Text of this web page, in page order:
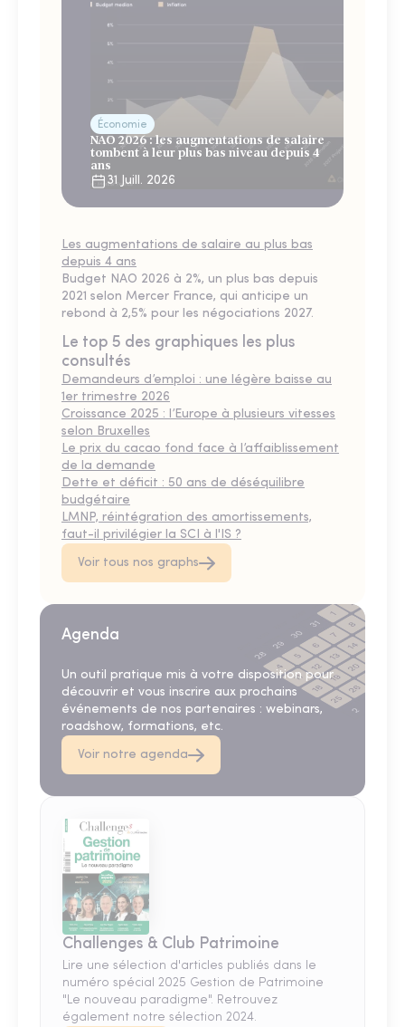
Économie
NAO 2026 : les augmentations de salaire
tombent à leur plus bas niveau depuis 4
ans
31 Juill. 2026
Les augmentations de salaire au plus bas
depuis 4 ans
Budget NAO 2026 à 2%, un plus bas depuis
2021 selon Mercer France, qui anticipe un
rebond à 2,5% pour les négociations 2027.
Le top 5 des graphiques les plus
consultés
Demandeurs d’emploi : une légère baisse au
1er trimestre 2026
Croissance 2025 : l’Europe à plusieurs vitesses
selon Bruxelles
Le prix du cacao fond face à l’affaiblissement
de la demande
Dette et déficit : 50 ans de déséquilibre
budgétaire
LMNP, réintégration des amortissements,
faut-il privilégier la SCI à l'IS ?
Voir tous nos graphs
Agenda
Un outil pratique mis à votre disposition pour
découvrir et vous inscrire aux prochains
événements de nos partenaires : webinars,
roadshow, formations, etc.
Voir notre agenda
Challenges & Club Patrimoine
Lire une sélection d'articles publiés dans le
numéro spécial 2025 Gestion de Patrimoine
"Le nouveau paradigme". Retrouvez
également notre sélection 2024.